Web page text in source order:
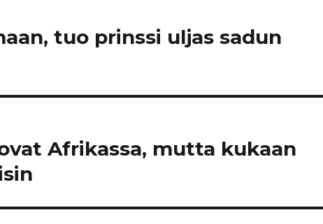
tuo prinssi uljas sadun
Afrikassa, mutta kukaan